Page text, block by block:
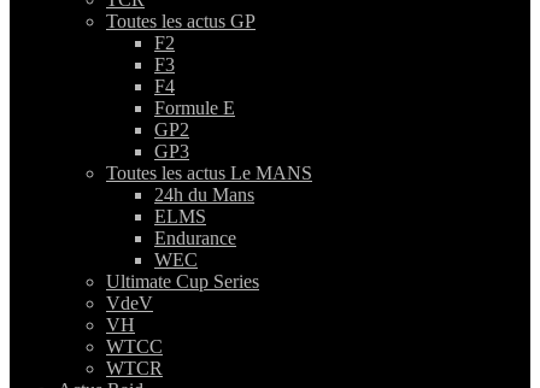
Toutes les actus GP
F2
F3
F4
Formule E
GP2
GP3
Toutes les actus Le MANS
24h du Mans
ELMS
Endurance
WEC
Ultimate Cup Series
VdeV
VH
WTCC
WTCR